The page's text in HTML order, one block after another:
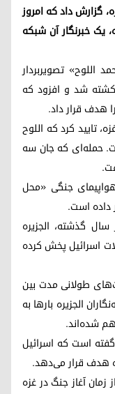
الجزیره، گزارش داد که امروز
غزه، یک خبرنگار آن شبکه
اللوح» تصویربردار
کشته شد و افزود که
هدف قرار داد.
تایید کرد که اللوح
حمله‌ای که جان سه
جنگی «محل
داده است.
جنگ در فلسطین در 7 اکتبر سال گذشته، الجزیره
اسرائیل پخش کرده
طولانی مدت بین
الجزیره بارها به
شده‌اند.
است که اسرائیل
هدف قرار می‌دهد.
زمان آغاز جنگ در غزه